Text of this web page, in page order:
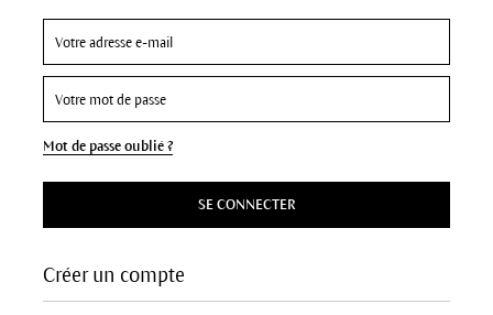
Créer un compte
Mot de passe oublié ?
SE CONNECTER